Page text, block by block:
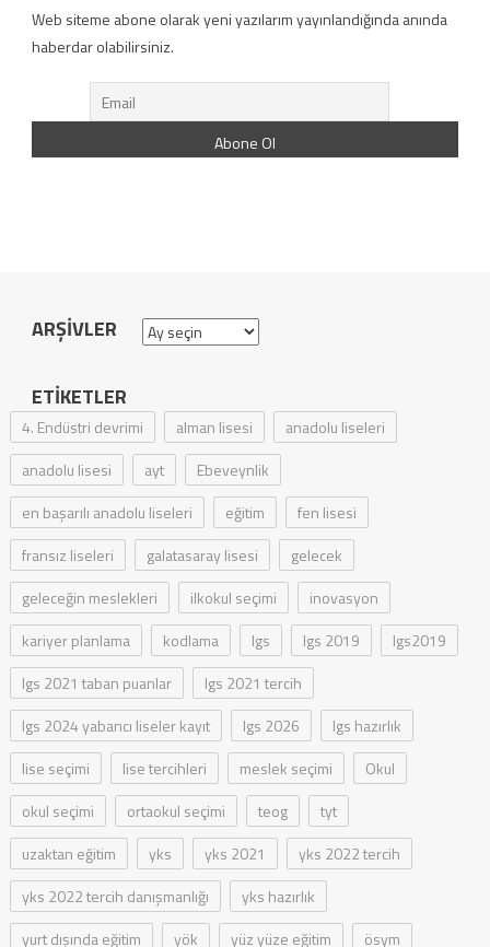
Web siteme abone olarak yeni yazılarım yayınlandığında anında
haberdar olabilirsiniz.
ARŞIVLER Arşivler
ETIKETLER
4. Endüstri devrimi alman lisesi
anadolu liseleri
anadolu lisesi
ayt
Ebeveynlik
en başarılı anadolu liseleri
eğitim
fen lisesi
fransız liseleri
galatasaray lisesi
gelecek
geleceğin meslekleri
ilkokul seçimi
inovasyon
kariyer planlama
kodlama lgs lgs 2019
lgs2019
lgs 2021 taban puanlar
lgs 2021 tercih
lgs 2024 yabancı liseler kayıt
lgs 2026
lgs hazırlık
lise seçimi
lise tercihleri meslek seçimi
Okul
okul seçimi
ortaokul seçimi teog
tyt
uzaktan eğitim
yks yks 2021
yks 2022 tercih
yks 2022 tercih danışmanlığı
yks hazırlık
yurt dışında eğitim
yök yüz yüze eğitim ösym